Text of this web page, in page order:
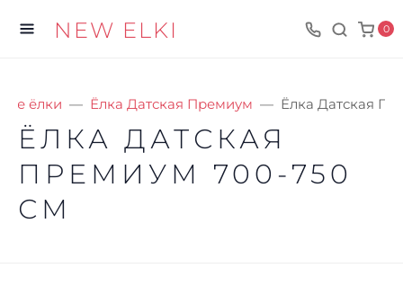
NEW ELKI 0
ёлки Ёлка Датская Премиум Ёлка Датская
ЁЛКА ДАТСКАЯ
ПРЕМИУМ 700-750
СМ